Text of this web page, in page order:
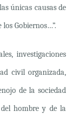
únicas causas de
Gobiernos…”.
investigaciones
civil organizada,
de la sociedad
hombre y de la